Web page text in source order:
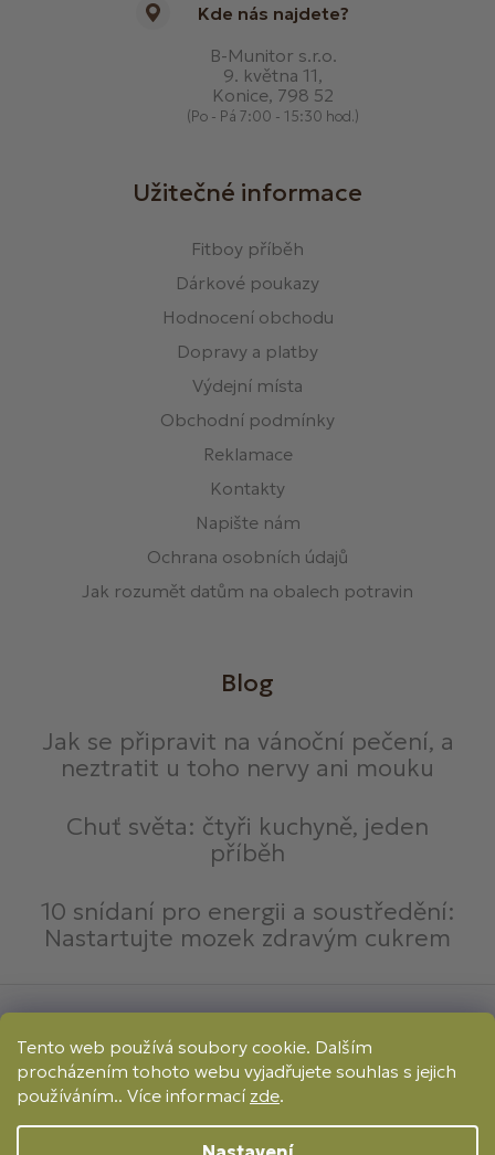
Tento web používá soubory cookie. Dalším
procházením tohoto webu vyjadřujete souhlas s jejich
používáním.. Více informací zde.
Kde nás najdete?
B-Munitor s.r.o.
9. května 11,
Konice, 798 52
(Po - Pá 7:00 - 15:30 hod.)
Užitečné informace
Fitboy příběh
Dárkové poukazy
Hodnocení obchodu
Dopravy a platby
Výdejní místa
Obchodní podmínky
Reklamace
Kontakty
Napište nám
Ochrana osobních údajů
Jak rozumět datům na obalech potravin
Blog
Jak se připravit na vánoční pečení, a
neztratit u toho nervy ani mouku
Chuť světa: čtyři kuchyně, jeden
příběh
10 snídaní pro energii a soustředění:
Nastartujte mozek zdravým cukrem
Online Převod Dobírka
Způsoby dopravy: